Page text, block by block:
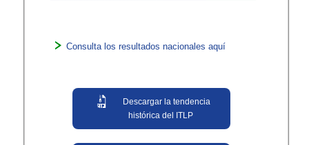
Consulta los resultados nacionales aquí
Descargar la tendencia
histórica del ITLP